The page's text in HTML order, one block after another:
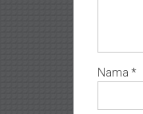
Nama *